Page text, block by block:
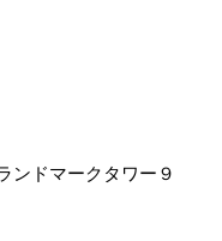
ドマークタワー９